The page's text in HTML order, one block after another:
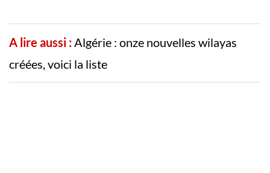
A lire aussi :Algérie : onze nouvelles wilayas
créées, voici la liste